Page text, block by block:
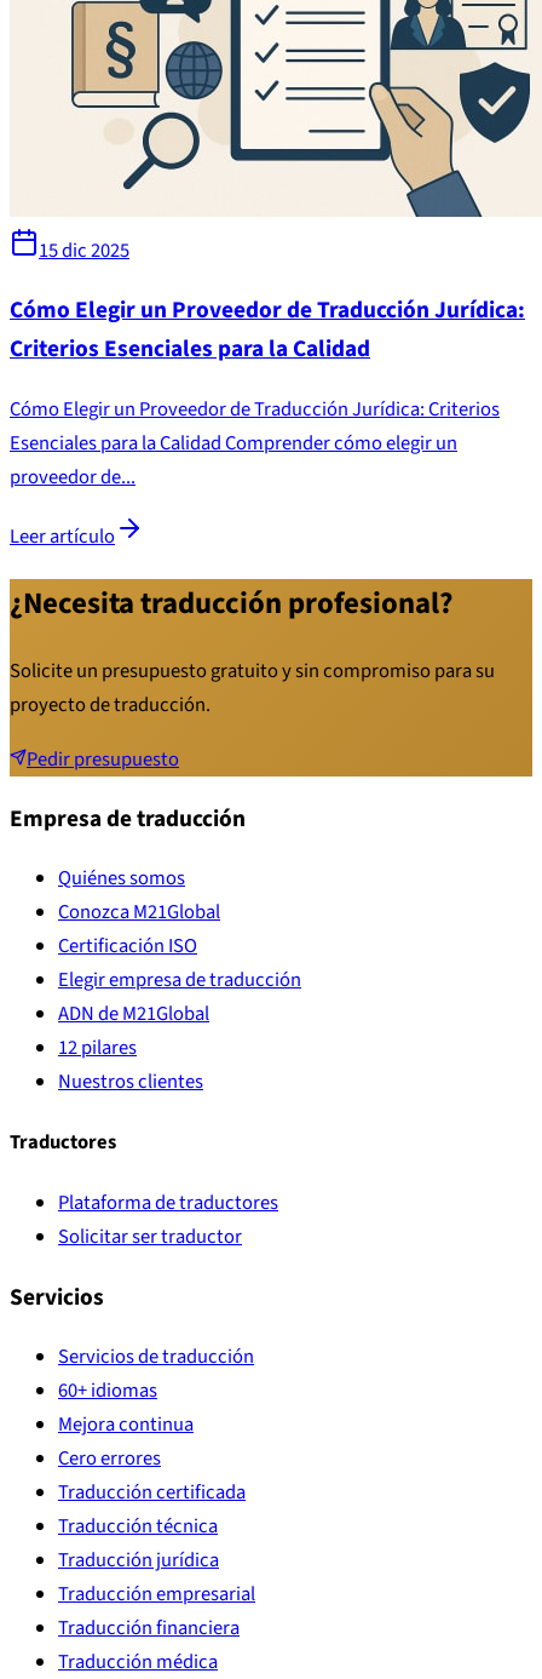
15 dic 2025
Cómo Elegir un Proveedor de Traducción Jurídica:
Criterios Esenciales para la Calidad
Cómo Elegir un Proveedor de Traducción Jurídica: Criterios
Esenciales para la Calidad Comprender cómo elegir un
proveedor de...
Leer artículo
¿Necesita traducción profesional?
Solicite un presupuesto gratuito y sin compromiso para su
proyecto de traducción.
Pedir presupuesto
Empresa de traducción
Quiénes somos
Conozca M21Global
Certificación ISO
Elegir empresa de traducción
ADN de M21Global
12 pilares
Nuestros clientes
Traductores
Plataforma de traductores
Solicitar ser traductor
Servicios
Servicios de traducción
60+ idiomas
Mejora continua
Cero errores
Traducción certificada
Traducción técnica
Traducción jurídica
Traducción empresarial
Traducción financiera
Traducción médica